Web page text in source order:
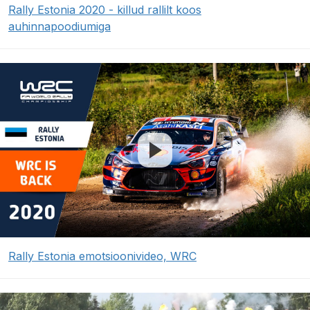
Rally Estonia 2020 - killud rallilt koos
auhinnapoodiumiga
Rally Estonia emotsioonivideo, WRC